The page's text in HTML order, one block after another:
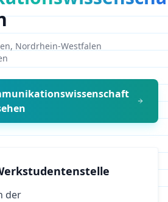
, Nordrhein-Westfalen
der